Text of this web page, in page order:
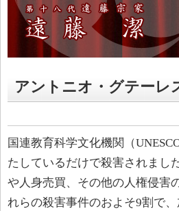
アントニオ・グテー
国連教育科学文化機関（
たしているだけで殺害されまし
や人身売買、その他の人権侵害
れらの殺害事件のおよそ9割で